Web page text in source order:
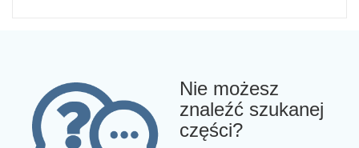
Nie możesz
znaleźć szukanej
części?